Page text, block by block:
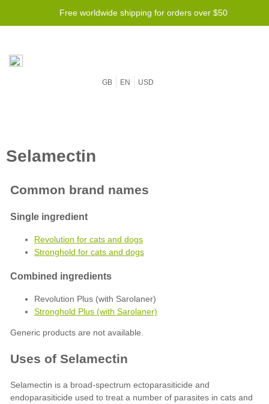
Free worldwide shipping for orders over $50
GB EN USD
Revolution for cats and dogs
Stronghold for cats and dogs
Revolution Plus (with Sarolaner)
Stronghold Plus (with Sarolaner)